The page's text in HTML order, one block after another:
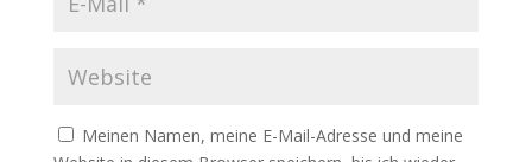
Meinen Namen, meine E-Mail-Adresse und meine